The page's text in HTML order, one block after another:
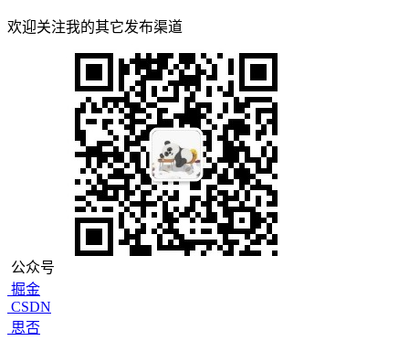
欢迎关注我的其它发布渠道
公众号
掘金
CSDN
思否